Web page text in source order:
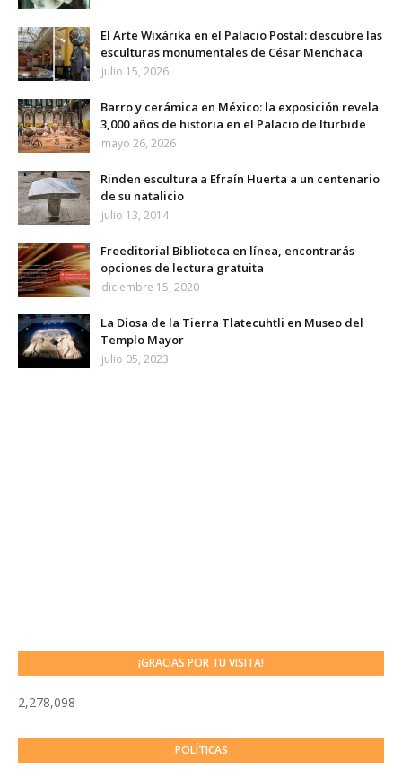
El Arte Wixárika en el Palacio Postal: descubre las
esculturas monumentales de César Menchaca
julio 15, 2026
Barro y cerámica en México: la exposición revela
3,000 años de historia en el Palacio de Iturbide
mayo 26, 2026
Rinden escultura a Efraín Huerta a un centenario
de su natalicio
julio 13, 2014
Freeditorial Biblioteca en línea, encontrarás
opciones de lectura gratuita
diciembre 15, 2020
La Diosa de la Tierra Tlatecuhtli en Museo del
Templo Mayor
julio 05, 2023
¡GRACIAS POR TU VISITA!
2,278,098
POLÍTICAS